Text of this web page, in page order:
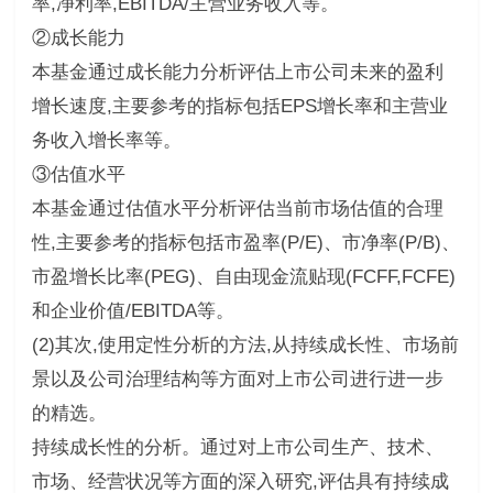
②成长能力
本基金通过成长能力分析评估上市公司未来的盈利
增长速度,主要参考的指标包括EPS增长率和主营业
务收入增长率等。
③估值水平
本基金通过估值水平分析评估当前市场估值的合理
性,主要参考的指标包括市盈率(P/E)、市净率(P/B)、
市盈增长比率(PEG)、自由现金流贴现(FCFF,FCFE)
和企业价值/EBITDA等。
(2)其次,使用定性分析的方法,从持续成长性、市场前
景以及公司治理结构等方面对上市公司进行进一步
的精选。
持续成长性的分析。通过对上市公司生产、技术、
市场、经营状况等方面的深入研究,评估具有持续成